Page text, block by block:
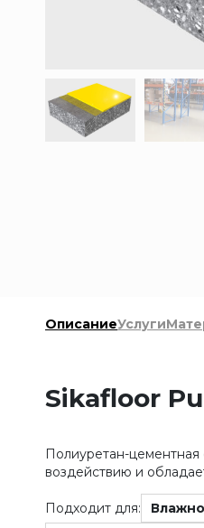
ОписаниеУслуги
Sikafloor
Полиуретан-цементная
воздействию и
Подходит для: